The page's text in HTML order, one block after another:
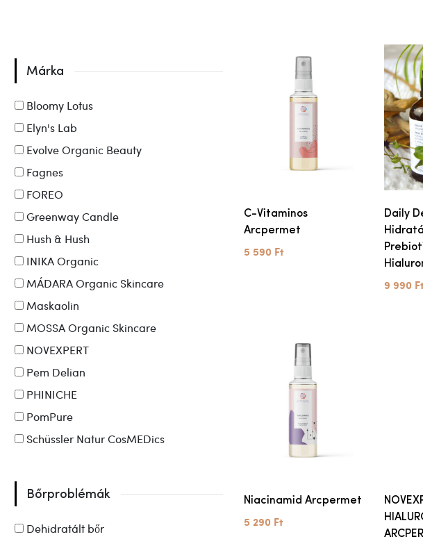
Márka
Bloomy Lotus
Elyn's Lab
Evolve Organic Beauty
Fagnes
FOREO
Greenway Candle
Hush & Hush
INIKA Organic
MÁDARA Organic Skincare
Maskaolin
MOSSA Organic Skincare
NOVEXPERT
Pem Delian
PHINICHE
PomPure
Schüssler Natur CosMEDics
Bőrproblémák
Dehidratált bőr
C-Vitaminos
Arcpermet
5 590 Ft
Daily
9 990 Ft
Niacinamid Arcpermet
5 290 Ft